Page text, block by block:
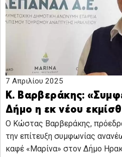
7 Απριλίου 2025
Κ. Βαρβεράκης:
Δήμο η εκ νέου
Ο Κώστας Βαρβεράκης,
την επίτευξη συμφωνίας
καφέ «Μαρίνα» στον Δήμο